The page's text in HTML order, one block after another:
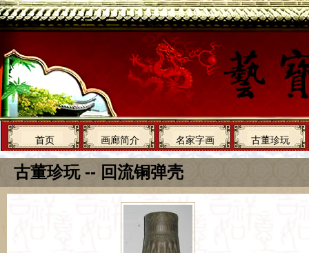
首页 画廊简介 名家字画 古董珍玩
古董珍玩 -- 回流铜弹壳